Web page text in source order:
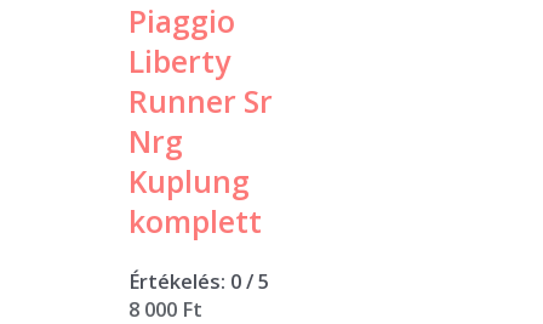
Piaggio
Liberty
Runner Sr
Nrg
Kuplung
komplett
Értékelés: 0/ 5
8 000 Ft